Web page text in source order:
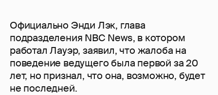
Официально Энди Лэк, глава
подразделения NBC News, в котором
работал Лауэр, заявил, что жалоба на
поведение ведущего была первой за 20
лет, но признал, что она, возможно, будет
не последней.